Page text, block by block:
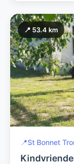
📍 53.4 km
📍St Bonnet